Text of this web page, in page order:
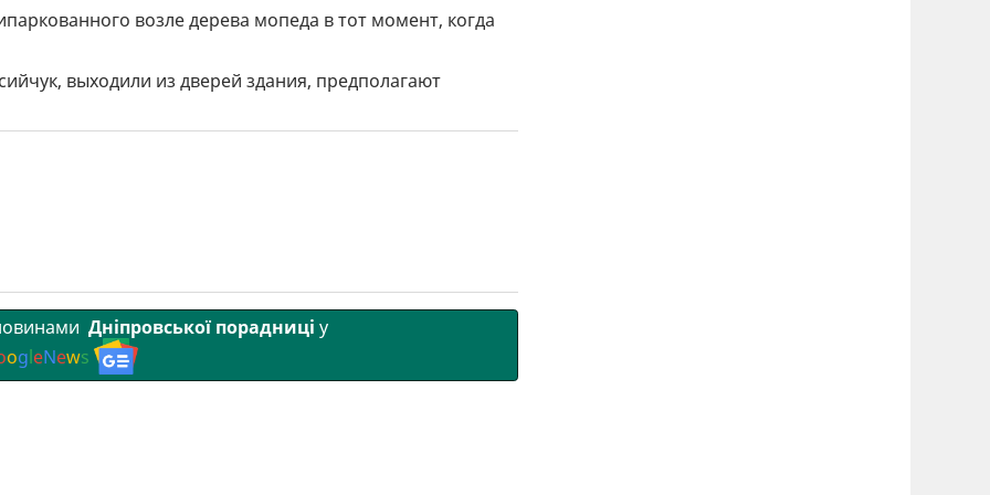
возле дерева мопеда в тот момент, когда
выходили из дверей здания, предполагают
Дніпровської порадниці у
ogleNews